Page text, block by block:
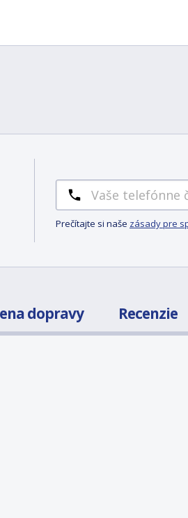
Prečítajte si naše zásady pre
dopravy Recenzie